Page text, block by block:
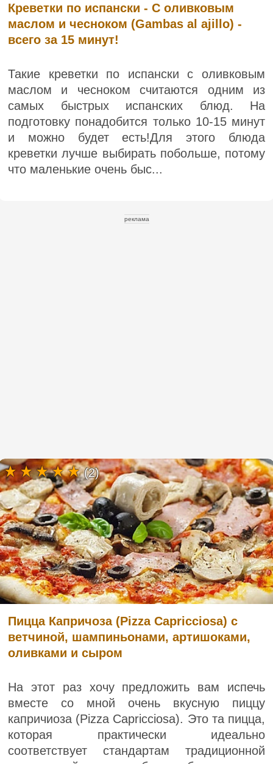
Креветки по испански - С оливковым
маслом и чесноком (Gambas al ajillo) -
всего за 15 минут!
Такие креветки по испански с оливковым
маслом и чесноком считаются одним из
самых быстрых испанских блюд. На
подготовку понадобится только 10-15 минут
и можно будет есть!Для этого блюда
креветки лучше выбирать побольше, потому
что маленькие очень быс...
реклама
Пицца Капричоза (Pizza Capricciosa) с
ветчиной, шампиньонами, артишоками,
оливками и сыром
На этот раз хочу предложить вам испечь
вместе со мной очень вкусную пиццу
капричиоза (Pizza Capricciosa). Это та пицца,
которая практически идеально
соответствует стандартам традиционной
(2)